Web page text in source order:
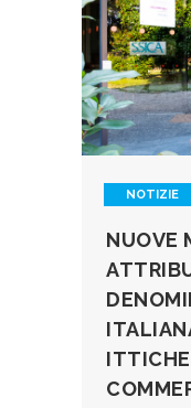
NOTIZIE
NUOVE